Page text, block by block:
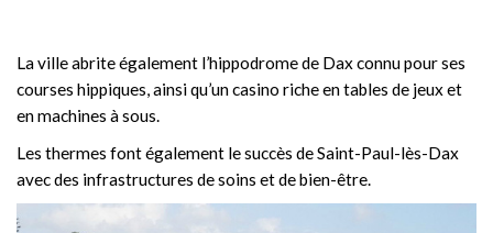
La ville abrite également l’hippodrome de Dax connu pour ses
courses hippiques, ainsi qu’un casino riche en tables de jeux et
en machines à sous.
Les thermes font également le succès de Saint-Paul-lès-Dax
avec des infrastructures de soins et de bien-être.